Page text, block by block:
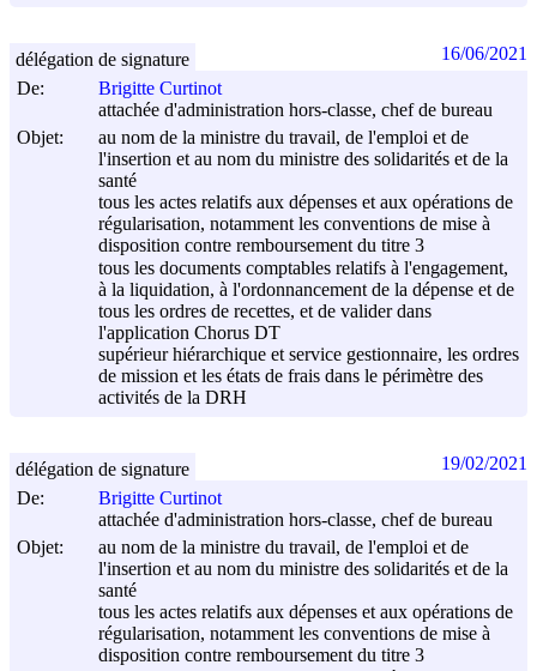
De:
Brigitte Curtinot
attachée d'administration hors-classe, chef de bureau
Objet:
au nom de la ministre du travail, de l'emploi et de
l'insertion et au nom du ministre des solidarités et de la
santé
tous les actes relatifs aux dépenses et aux opérations de
régularisation, notamment les conventions de mise à
disposition contre remboursement du titre 3
tous les documents comptables relatifs à l'engagement,
à la liquidation, à l'ordonnancement de la dépense et de
tous les ordres de recettes, et de valider dans
l'application Chorus DT
supérieur hiérarchique et service gestionnaire, les ordres
de mission et les états de frais dans le périmètre des
activités de la DRH
délégation de signature 16/06/2021
De:
Brigitte Curtinot
attachée d'administration hors-classe, chef de bureau
Objet:
au nom de la ministre du travail, de l'emploi et de
l'insertion et au nom du ministre des solidarités et de la
santé
tous les actes relatifs aux dépenses et aux opérations de
régularisation, notamment les conventions de mise à
disposition contre remboursement du titre 3
délégation de signature 19/02/2021